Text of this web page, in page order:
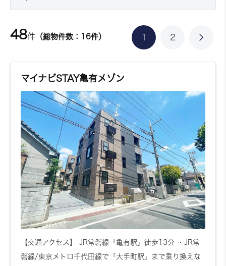
48件 （総物件数：16件） 1 2
マイナビSTAY亀有メゾン
【交通アクセス】 JR常磐線「亀有駅」徒歩13分 ・JR常
磐線/東京メトロ千代田線で「大手町駅」まで乗り換えな